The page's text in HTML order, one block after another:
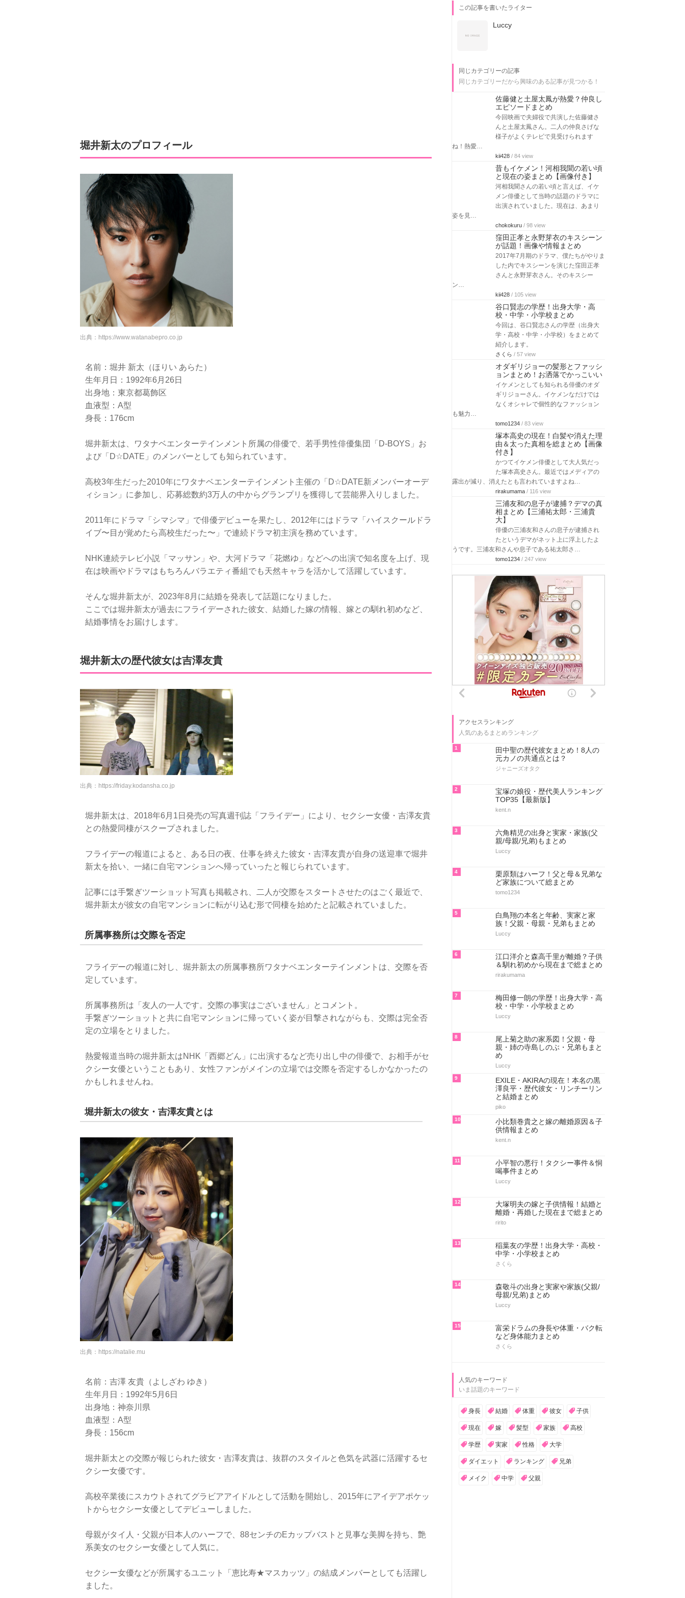
堀井新太のプロフィール
出典： https://www.watanabepro.co.jp
名前：堀井 新太（ほりい あらた）
生年月日：1992年6月26日
出身地：東京都葛飾区
血液型：A型
身長：176cm
堀井新太は、ワタナベエンターテインメント所属の俳優で、若手男性俳優集団「D-BOYS」お
よび「D☆DATE」のメンバーとしても知られています。
高校3年生だった2010年にワタナベエンターテインメント主催の「D☆DATE新メンバーオーデ
ィション」に参加し、応募総数約3万人の中からグランプリを獲得して芸能界入りしました。
2011年にドラマ「シマシマ」で俳優デビューを果たし、2012年にはドラマ「ハイスクールドラ
イブ〜目が覚めたら高校生だった〜」で連続ドラマ初主演を務めています。
NHK連続テレビ小説「マッサン」や、大河ドラマ「花燃ゆ」などへの出演で知名度を上げ、現
在は映画やドラマはもちろんバラエティ番組でも天然キャラを活かして活躍しています。
そんな堀井新太が、2023年8月に結婚を発表して話題になりました。
ここでは堀井新太が過去にフライデーされた彼女、結婚した嫁の情報、嫁との馴れ初めなど、
結婚事情をお届けします。
堀井新太の歴代彼女は吉澤友貴
出典： https://friday.kodansha.co.jp
堀井新太は、2018年6月1日発売の写真週刊誌「フライデー」により、セクシー女優・吉澤友貴
との熱愛同棲がスクープされました。
フライデーの報道によると、ある日の夜、仕事を終えた彼女・吉澤友貴が自身の送迎車で堀井
新太を拾い、一緒に自宅マンションへ帰っていったと報じられています。
記事には手繋ぎツーショット写真も掲載され、二人が交際をスタートさせたのはごく最近で、
堀井新太が彼女の自宅マンションに転がり込む形で同棲を始めたと記載されていました。
所属事務所は交際を否定
フライデーの報道に対し、堀井新太の所属事務所ワタナベエンターテインメントは、交際を否
定しています。
所属事務所は「友人の一人です。交際の事実はございません」とコメント。
手繋ぎツーショットと共に自宅マンションに帰っていく姿が目撃されながらも、交際は完全否
定の立場をとりました。
熱愛報道当時の堀井新太はNHK「西郷どん」に出演するなど売り出し中の俳優で、お相手がセ
クシー女優ということもあり、女性ファンがメインの立場では交際を否定するしかなかったの
かもしれませんね。
堀井新太の彼女・吉澤友貴とは
出典： https://natalie.mu
名前：吉澤 友貴（よしざわ ゆき）
生年月日：1992年5月6日
出身地：神奈川県
血液型：A型
身長：156cm
堀井新太との交際が報じられた彼女・吉澤友貴は、抜群のスタイルと色気を武器に活躍するセ
クシー女優です。
高校卒業後にスカウトされてグラビアアイドルとして活動を開始し、2015年にアイデアポケッ
トからセクシー女優としてデビューしました。
母親がタイ人・父親が日本人のハーフで、88センチのEカップバストと見事な美脚を持ち、艶
系美女のセクシー女優として人気に。
セクシー女優などが所属するユニット「恵比寿★マスカッツ」の結成メンバーとしても活躍し
ました。
この記事を書いたライター
Luccy
同じカテゴリーの記事
同じカテゴリーだから興味のある記事が見つかる！
佐藤健と土屋太鳳が熱愛？仲良し
エピソードまとめ
今回映画で夫婦役で共演した佐藤健さ
んと土屋太鳳さん。二人の仲良さげな
様子がよくテレビで見受けられます
ね！熱愛…
kii428 / 84 view
昔もイケメン！河相我聞の若い頃
と現在の姿まとめ【画像付き】
河相我聞さんの若い頃と言えば、イケ
メン俳優として当時の話題のドラマに
出演されていました。現在は、あまり
姿を見…
chokokuru / 98 view
窪田正孝と永野芽衣のキスシーン
が話題！画像や情報まとめ
2017年7月期のドラマ、僕たちがやりま
した内でキスシーンを演じた窪田正孝
さんと永野芽衣さん。そのキスシー
ン…
kii428 / 105 view
谷口賢志の学歴！出身大学・高
校・中学・小学校まとめ
今回は、谷口賢志さんの学歴（出身大
学・高校・中学・小学校）をまとめて
紹介します。
さくら / 57 view
オダギリジョーの髪形とファッシ
ョンまとめ！お洒落でかっこいい
イケメンとしても知られる俳優のオダ
ギリジョーさん。イケメンなだけでは
なくオシャレで個性的なファッション
も魅力…
tomo1234 / 83 view
塚本高史の現在！白髪や消えた理
由＆太った真相を総まとめ【画像
付き】
かつてイケメン俳優として大人気だっ
た塚本高史さん。最近ではメディアの
露出が減り、消えたとも言われていますよね…
rirakumama / 116 view
三浦友和の息子が逮捕？デマの真
相まとめ【三浦祐太郎・三浦貴
大】
俳優の三浦友和さんの息子が逮捕され
たというデマがネット上に浮上したよ
うです。三浦友和さんや息子である祐太郎さ…
tomo1234 / 247 view
アクセスランキング
人気のあるまとめランキング
1
田中聖の歴代彼女まとめ！8人の
元カノの共通点とは？
ジャニーズオタク
2
宝塚の娘役・歴代美人ランキング
TOP35【最新版】
kent.n
3
六角精児の出身と実家・家族(父
親/母親/兄弟)もまとめ
Luccy
4
栗原類はハーフ！父と母＆兄弟な
ど家族について総まとめ
tomo1234
5
白鳥翔の本名と年齢、実家と家
族！父親・母親・兄弟もまとめ
Luccy
6
江口洋介と森高千里が離婚？子供
＆馴れ初めから現在まで総まとめ
rirakumama
7
梅田修一朗の学歴！出身大学・高
校・中学・小学校まとめ
Luccy
8
尾上菊之助の家系図！父親・母
親・姉の寺島しのぶ・兄弟もまと
め
Luccy
9
EXILE・AKIRAの現在！本名の黒
澤良平・歴代彼女・リンチーリン
と結婚まとめ
piko
10
小比類巻貴之と嫁の離婚原因＆子
供情報まとめ
kent.n
11
小平智の悪行！タクシー事件＆恫
喝事件まとめ
Luccy
12
大塚明夫の嫁と子供情報！結婚と
離婚・再婚した現在まで総まとめ
ririto
13
稲葉友の学歴！出身大学・高校・
中学・小学校まとめ
さくら
14
森敬斗の出身と実家や家族(父親/
母親/兄弟)まとめ
Luccy
15
富栄ドラムの身長や体重・バク転
など身体能力まとめ
さくら
人気のキーワード
いま話題のキーワード
身長 結婚 体重 彼女 子供
現在 嫁 髪型 家族 高校
学歴 実家 性格 大学
ダイエット ランキング 兄弟
メイク 中学 父親